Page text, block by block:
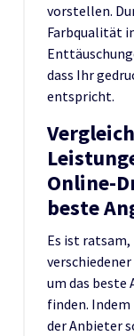
vorstellen.
Farbqualität
dass Ihr
entspricht.
Online-
beste
Es ist ratsam,
um das beste
finden. Indem
der Anbieter